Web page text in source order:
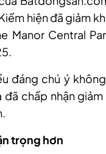
hiện đã giảm
Manor Central
đáng chú ý
đã chấp nhận
trọng hơn